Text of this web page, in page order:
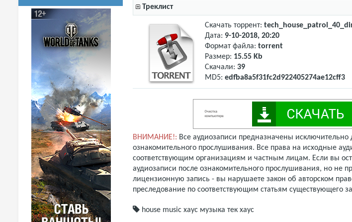
Треклист
Скачать торрент:
Дата: 9-10-2018, 20:20
Формат файла: torrent
Размер: 15.55 Kb
Скачали: 39
MD5: edfba8a5f31fc2d922405274ae12cff3
ВНИМАНИЕ!: Все аудиозаписи предназначены исключительно
ознакомительного прослушивания. Все права на исходные
соответствующим организациям и частным лицам. Если вы
аудиозаписи после ознакомительного прослушивания, но не
лицензионную запись - вы нарушаете закон об авторском
преследование по соответствующим статьям существующего
house music хаус музыка тек хаус